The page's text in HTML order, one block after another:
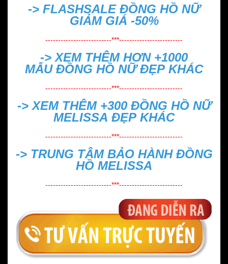
-> FLASHSALE ĐỒNG HỒ NỮ
GIẢM GIÁ -50%
--------------------------***-------------------------
-> XEM THÊM HƠN +1000
MẪU ĐỒNG HỒ NỮ ĐẸP KHÁC
--------------------------***-------------------------
-> XEM THÊM +300 ĐỒNG HỒ NỮ
MELISSA ĐẸP KHÁC
--------------------------***-------------------------
-> TRUNG TÂM BẢO HÀNH ĐỒNG
HỒ MELISSA
--------------------------***-------------------------